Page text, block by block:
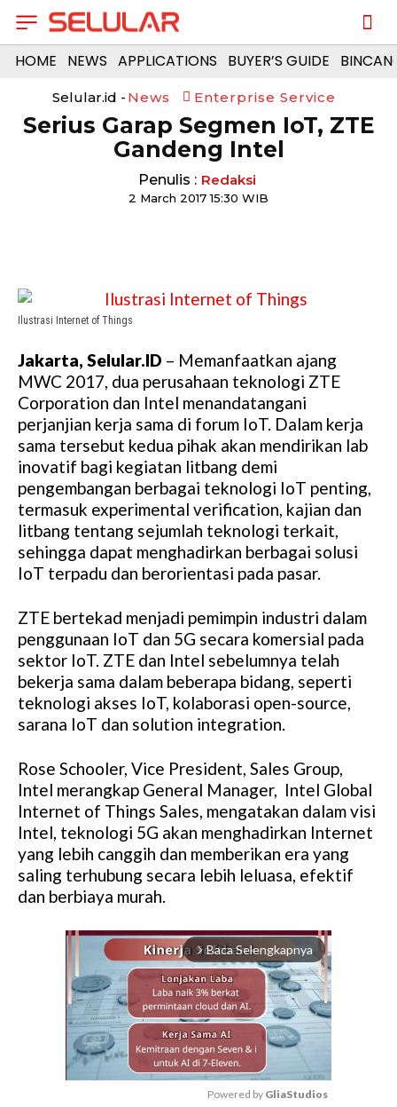
HOME NEWS APPLICATIONS BUYER’S GUIDE
Selular.id - News Enterprise Service
Serius Garap Segmen IoT, ZTE
Gandeng Intel
Penulis : Redaksi
2 March 2017 15:30 WIB
Ilustrasi Internet of Things
Jakarta, Selular.ID – Memanfaatkan ajang
MWC 2017, dua perusahaan teknologi ZTE
Corporation dan Intel menandatangani
perjanjian kerja sama di forum IoT. Dalam kerja
sama tersebut kedua pihak akan mendirikan lab
inovatif bagi kegiatan litbang demi
pengembangan berbagai teknologi IoT penting,
termasuk experimental verification, kajian dan
litbang tentang sejumlah teknologi terkait,
sehingga dapat menghadirkan berbagai solusi
IoT terpadu dan berorientasi pada pasar.
ZTE bertekad menjadi pemimpin industri dalam
penggunaan IoT dan 5G secara komersial pada
sektor IoT. ZTE dan Intel sebelumnya telah
bekerja sama dalam beberapa bidang, seperti
teknologi akses IoT, kolaborasi open-source,
sarana IoT dan solution integration.
Rose Schooler, Vice President, Sales Group,
Intel merangkap General Manager, Intel Global
Internet of Things Sales, mengatakan dalam visi
Intel, teknologi 5G akan menghadirkan Internet
yang lebih canggih dan memberikan era yang
saling terhubung secara lebih leluasa, efektif
dan berbiaya murah.
arrow_forward_ios Baca Selengkapnya
Powered by GliaStudios